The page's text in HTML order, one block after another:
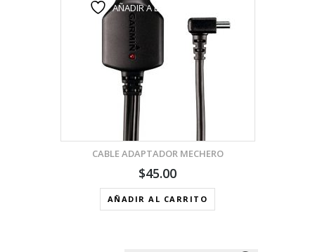
AÑADIR A LA LISTA DE DESEOS
CABLE ADAPTADOR MECHERO
$45.00
AÑADIR AL CARRITO